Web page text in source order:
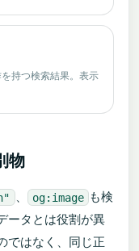
持つ検索結果。表示
物
、 og:image も検
ータとは役割が異
ではなく、同じ正